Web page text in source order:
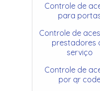
Controle de
para
Controle de
prestadores
serviço
Controle de
por qr